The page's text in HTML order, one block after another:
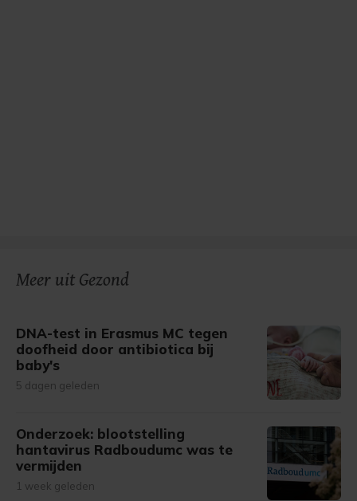
Meer uit Gezond
DNA-test in Erasmus MC tegen
doofheid door antibiotica bij
baby's
5 dagen geleden
Onderzoek: blootstelling
hantavirus Radboudumc was te
vermijden
1 week geleden